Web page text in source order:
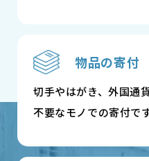
物品の寄付
切手やはがき、外国通
不要なモノでの寄付です